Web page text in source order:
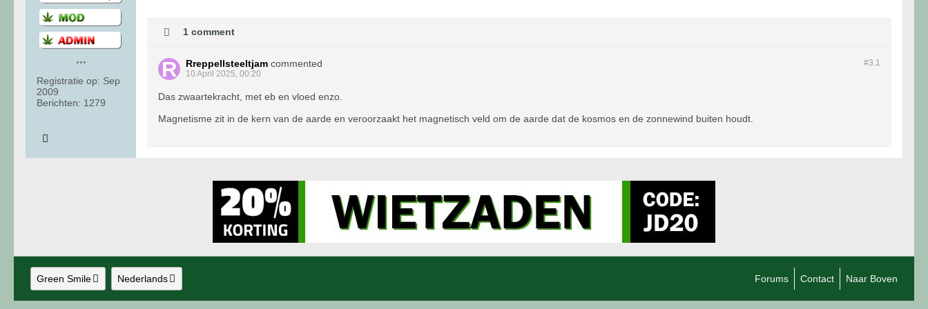
Registratie op: Sep
2009
Berichten: 1279
1 comment
#3.1
Rreppellsteeltjam commented
10 April 2025, 00:20
Das zwaartekracht, met eb en vloed enzo.
Magnetisme zit in de kern van de aarde en veroorzaakt het magnetisch veld om de aarde dat de kosmos en de zonnewind buiten houdt.
Green Smile Nederlands Forums Contact Naar Boven